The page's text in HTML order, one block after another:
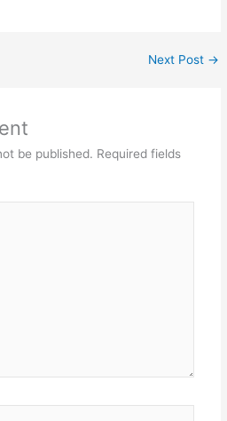
Next Post →
be published. Required fields